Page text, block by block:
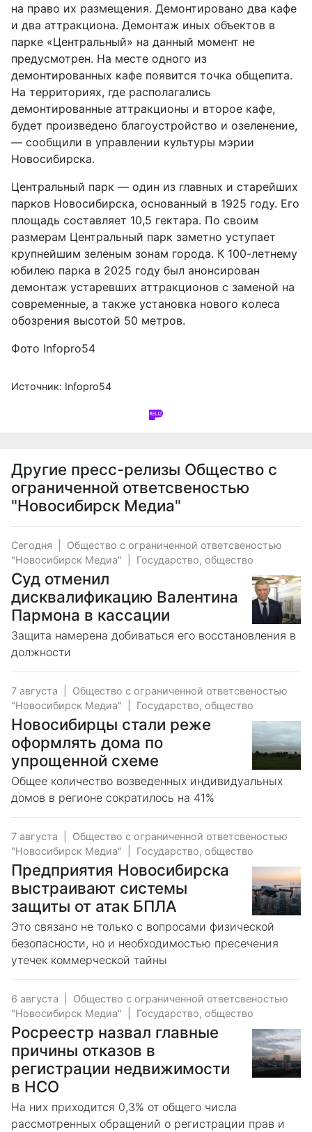
на право их размещения. Демонтировано два кафе
и два аттракциона. Демонтаж иных объектов в
парке «Центральный» на данный момент не
предусмотрен. На месте одного из
демонтированных кафе появится точка общепита.
На территориях, где располагались
демонтированные аттракционы и второе кафе,
будет произведено благоустройство и озеленение,
— сообщили в управлении культуры мэрии
Новосибирска.
Центральный парк — один из главных и старейших
парков Новосибирска, основанный в 1925 году. Его
площадь составляет 10,5 гектара. По своим
размерам Центральный парк заметно уступает
крупнейшим зеленым зонам города. К 100-летнему
юбилею парка в 2025 году был анонсирован
демонтаж устаревших аттракционов с заменой на
современные, а также установка нового колеса
обозрения высотой 50 метров.
Фото Infopro54
Источник: Infopro54
Другие пресс-релизы Общество с
ограниченной ответсвеностью
"Новосибирск Медиа"
Сегодня
Общество с ограниченной ответсвеностью
"Новосибирск Медиа"
Государство, общество
Суд отменил
дисквалификацию Валентина
Пармона в кассации
Защита намерена добиваться его восстановления в
должности
7 августа
Общество с ограниченной ответсвеностью
"Новосибирск Медиа"
Государство, общество
Новосибирцы стали реже
оформлять дома по
упрощенной схеме
Общее количество возведенных индивидуальных
домов в регионе сократилось на 41%
7 августа
Общество с ограниченной ответсвеностью
"Новосибирск Медиа"
Государство, общество
Предприятия Новосибирска
выстраивают системы
защиты от атак БПЛА
Это связано не только с вопросами физической
безопасности, но и необходимостью пресечения
утечек коммерческой тайны
6 августа
Общество с ограниченной ответсвеностью
"Новосибирск Медиа"
Государство, общество
Росреестр назвал главные
причины отказов в
регистрации недвижимости
в НСО
На них приходится 0,3% от общего числа
рассмотренных обращений о регистрации прав и